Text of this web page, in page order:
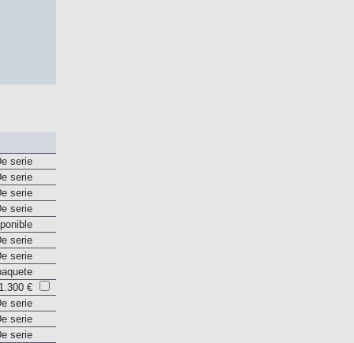
serie
serie
serie
serie
serie
serie
1.300 €
serie
serie
serie